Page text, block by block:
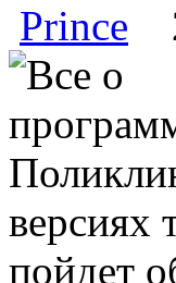
Prince
версиях
пойдет